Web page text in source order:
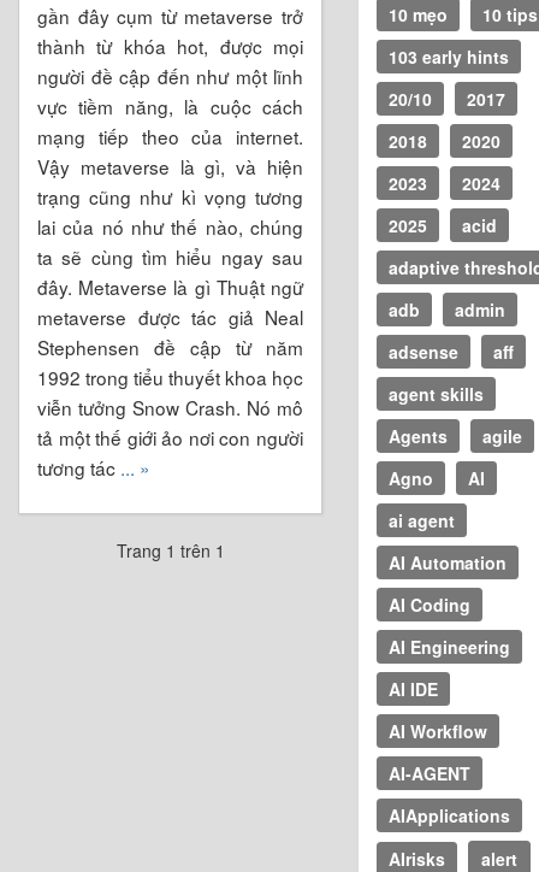
gần đây cụm từ metaverse trở
thành từ khóa hot, được mọi
người đề cập đến như một lĩnh
vực tiềm năng, là cuộc cách
mạng tiếp theo của internet.
Vậy metaverse là gì, và hiện
trạng cũng như kì vọng tương
lai của nó như thế nào, chúng
ta sẽ cùng tìm hiểu ngay sau
đây. Metaverse là gì Thuật ngữ
metaverse được tác giả Neal
Stephensen đề cập từ năm
1992 trong tiểu thuyết khoa học
viễn tưởng Snow Crash. Nó mô
tả một thế giới ảo nơi con người
tương tác ... »
Trang 1 trên 1
10 mẹo
10 tips
103 early hints
20/10
2017
2018
2020
2023
2024
2025
acid
adaptive
adb
admin
adsense
aff
agent skills
Agents
agile
Agno
AI
ai agent
AI Automation
AI Coding
AI Engineering
AI IDE
AI Workflow
AI-AGENT
AIApplications
AIrisks
alert